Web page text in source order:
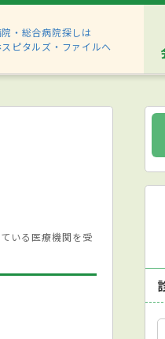
・総合病院探しは
スピタルズ・ファイルへ
いる医療機関を受